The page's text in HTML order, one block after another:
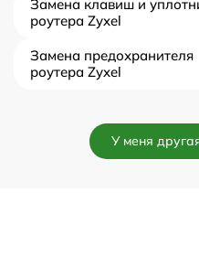
Замена клавиш и
роутера Zyxel
Замена предохранителя
роутера Zyxel
У меня